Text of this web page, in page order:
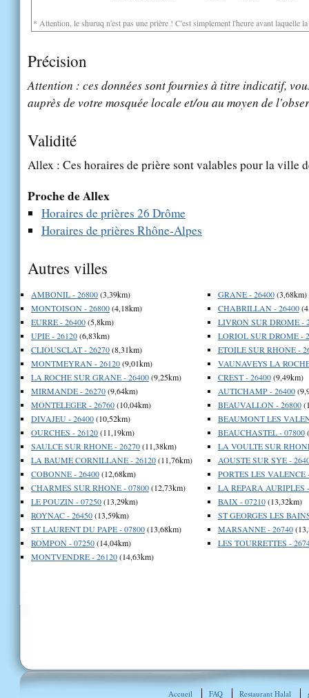
* Attention, le shuruq n'est pas une prière ! C'est simplement l'heure avant laquelle
Précision
Attention : ces données sont fournies à titre indicatif,
auprès de votre mosquée locale et/ou au moyen de
Validité
Allex : Ces horaires de prière sont valables pour la ville
Proche de Allex
Horaires de prières 26 Drôme
Horaires de prières Rhône-Alpes
Autres villes
AMBONIL - 26800(3,39km)
MONTOISON - 26800(4,18km)
EURRE - 26400(5,8km)
UPIE - 26120(6,83km)
CLIOUSCLAT - 26270(8,31km)
MONTMEYRAN - 26120(9,01km)
LA ROCHE SUR GRANE - 26400(9,25km)
MIRMANDE - 26270(9,64km)
MONTELEGER - 26760(10,04km)
DIVAJEU - 26400(10,52km)
OURCHES - 26120(11,19km)
SAULCE SUR RHONE - 26270(11,38km)
LA BAUME CORNILLANE - 26120(11,76km)
COBONNE - 26400(12,68km)
CHARMES SUR RHONE - 07800(12,73km)
LE POUZIN - 07250(13,29km)
ROYNAC - 26450(13,59km)
ST LAURENT DU PAPE - 07800(13,68km)
ROMPON - 07250(14,04km)
MONTVENDRE - 26120(14,63km)
GRANE - 26400(3,68km)
CHABRILLAN - 26400
LIVRON SUR DROME -
LORIOL SUR DROME -
ETOILE SUR RHONE -
VAUNAVEYS LA
CREST - 26400(9,49km)
AUTICHAMP - 26400
BEAUVALLON - 26800
BEAUMONT LES
BEAUCHASTEL - 07800
LA VOULTE SUR
AOUSTE SUR SYE -
PORTES LES VALENCE
LA REPARA AURIPLES
BAIX - 07210(13,32km)
ST GEORGES LES
MARSANNE - 26740
LES TOURRETTES -
Accueil FAQ Restaurant Halal